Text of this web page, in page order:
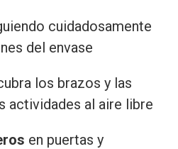
cuidadosamente
del envase
los brazos y las
actividades al aire libre
en puertas y